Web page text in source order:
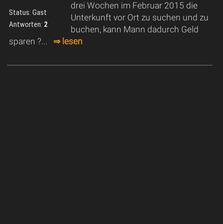
Status: Gast
Antworten: 2
drei Wochen im Februar 2015 die
Unterkunft vor Ort zu suchen und zu
buchen, kann Mann dadurch Geld
sparen ?... ⇒ lesen